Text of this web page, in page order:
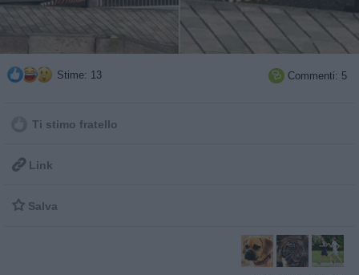
Stime: 13  Commenti: 5
Ti stimo fratello
 Link
 Salva